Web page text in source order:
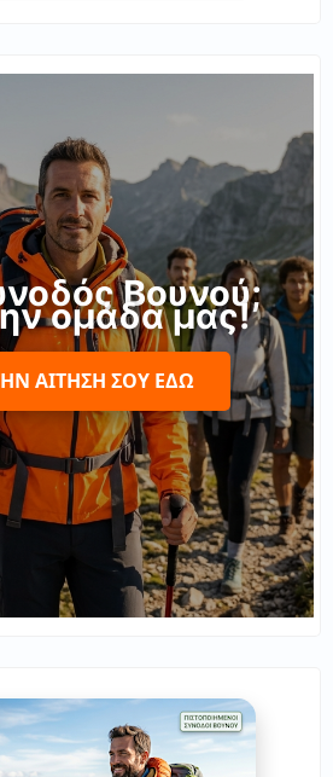
Βουνού;
ομάδα μας!
ΑΊΤΗΣΉ ΣΟΥ ΕΔΏ